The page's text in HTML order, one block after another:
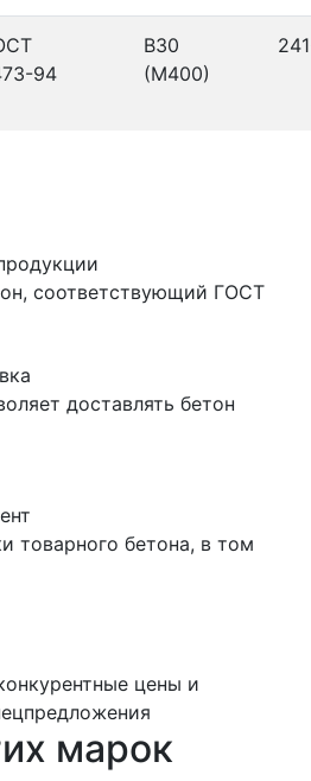
94
В30
(М400)
соответствующий ГОСТ
доставлять бетон
товарного бетона, в том
цены и
марок